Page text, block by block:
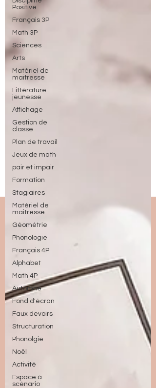
Positive
Français 3P
Math 3P
Sciences
Arts
Matériel de
maitresse
Littérature
jeunesse
Affichage
Gestion de
classe
Plan de travail
Jeux de math
pair et impair
Formation
Stagiaires
Matériel de
maitresse
Géométrie
Phonologie
Français 4P
Alphabet
Math 4P
Automne
Fond d'écran
Faux devoirs
Structuration
Phonolgie
Noël
Activité
Espace à
scénario